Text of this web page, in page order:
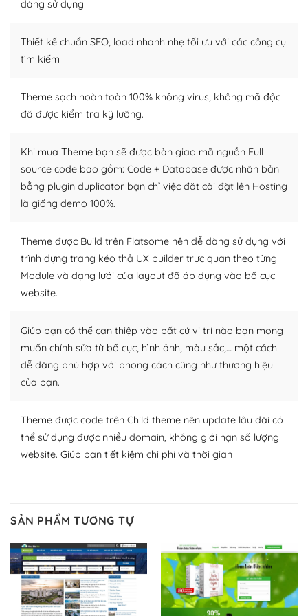
WordPress là nơi lưu trữ cho một diễn đàn cộng đồng
người cuồng tín WordPress.
Nếu bạn gặp khó khăn, bạn có thể lên mạng và tìm
lời, giải đáp vấn đề của bạn.
Cộng đồng sử dụng WordPress sẵn sàng hỗ trợ bạn
– Đa dạng plugin và themes
Plugin mở rộng là thành phần cài đặt thêm vào
WordPress để tăng thêm các tính năng cần thiết. Có
nhiều plugin trả phí hoặc miễn phí.
Nhờ lượng người dùng đông đảo, thư viện themes và
thích chọn lựa plugin và themes phù hợp cho mục đích
lập website của mình.
WordPress đa dạng plugin và themes
Với mọi Hosting bất kỳ thì WordPress đều có thể dễ
dàng thiết lập vì thực tế nó đã cung cấp khoảng 60%
trang web WordPress của bạn.
Dễ dàng lựa chọn Hosting cho website WordPress
– Bảo mật cực tốt
Vì WordPress hiện là nền tảng xây dựng trang web và
dàng sử dụng
Thiết kế chuẩn SEO, load nhanh nhẹ tối ưu với các công cụ
tìm kiếm
Theme sạch hoàn toàn 100% không virus, không mã độc
đã được kiểm tra kỹ lưỡng.
Khi mua Theme bạn sẽ được bàn giao mã nguồn Full
source code bao gồm: Code + Database được nhân bản
bằng plugin duplicator bạn chỉ việc đăt cài đặt lên Hosting
là giống demo 100%.
Theme được Build trên Flatsome nên dễ dàng sử dụng với
trình dựng trang kéo thả UX builder trực quan theo từng
Module và dạng lưới của layout đã áp dụng vào bố cục
website.
Giúp bạn có thể can thiệp vào bất cứ vị trí nào bạn mong
muốn chỉnh sửa từ bố cục, hình ảnh, màu sắc,… một cách
dễ dàng phù hợp với phong cách cũng như thương hiệu
của bạn.
Theme được code trên Child theme nên update lâu dài có
thể sử dụng được nhiều domain, không giới hạn số lượng
website. Giúp bạn tiết kiệm chi phí và thời gian
SẢN PHẨM TƯƠNG TỰ